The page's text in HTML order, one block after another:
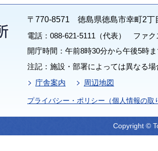
〒770-8571 徳島県徳島市幸町2丁
電話：088-621-5111（代表） ファク
開庁時間：午前8時30分から午後5時
注記：施設・部署によっては異なる
庁舎案内
周辺地図
プライバシー・ポリシー（個人情報の取
Copyright ©